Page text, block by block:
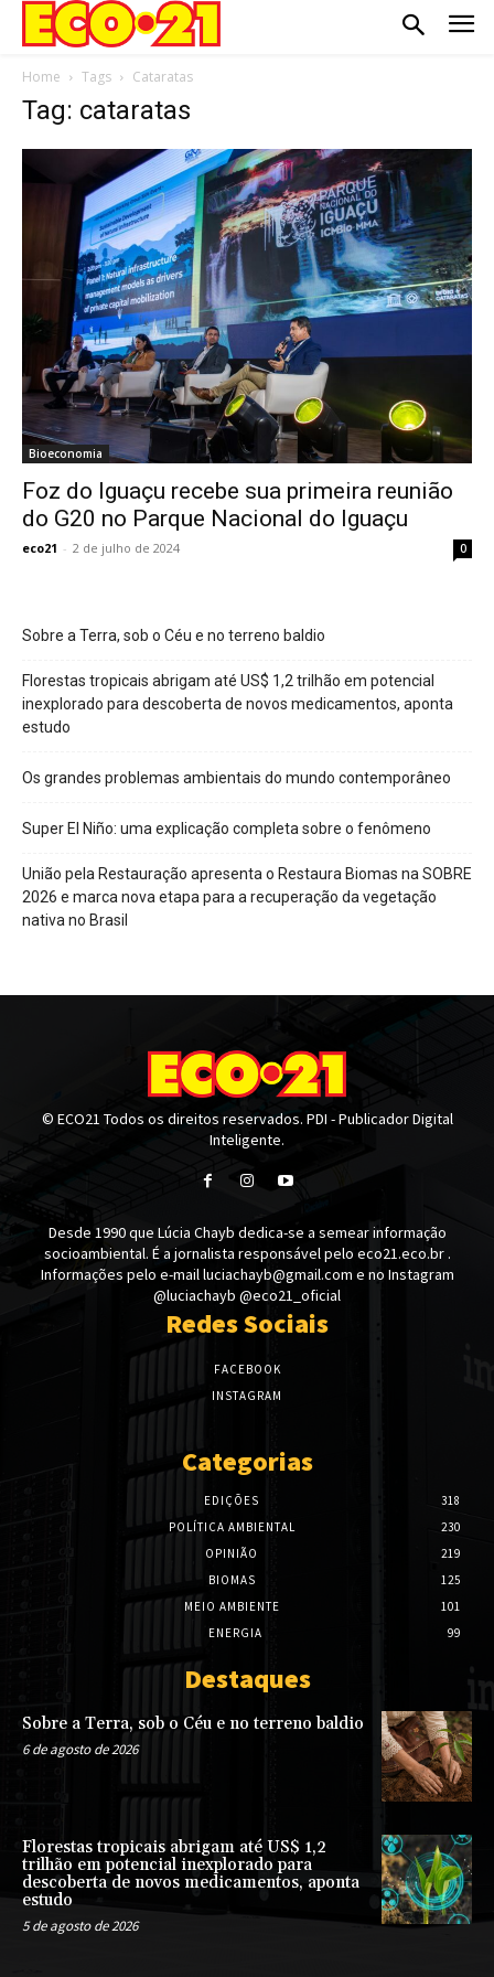
Home Tags Cataratas
Tag: cataratas
Bioeconomia
Foz do Iguaçu recebe sua primeira reunião
do G20 no Parque Nacional do Iguaçu
eco21 - 2 de julho de 2024 0
Sobre a Terra, sob o Céu e no terreno baldio
Florestas tropicais abrigam até US$ 1,2 trilhão em potencial
inexplorado para descoberta de novos medicamentos, aponta
estudo
Os grandes problemas ambientais do mundo contemporâneo
Super El Niño: uma explicação completa sobre o fenômeno
União pela Restauração apresenta o Restaura Biomas na SOBRE
2026 e marca nova etapa para a recuperação da vegetação
nativa no Brasil
© ECO21 Todos os direitos reservados. PDI - Publicador Digital
Inteligente.
Desde 1990 que Lúcia Chayb dedica-se a semear informação
socioambiental. É a jornalista responsável pelo eco21.eco.br .
Informações pelo e-mail luciachayb@gmail.com e no Instagram
@luciachayb @eco21_oficial
Redes Sociais
FACEBOOK
INSTAGRAM
Categorias
EDIÇÕES
318
POLÍTICA AMBIENTAL
230
OPINIÃO
219
BIOMAS
125
MEIO AMBIENTE
101
ENERGIA
99
Destaques
Sobre a Terra, sob o Céu e no terreno baldio
6 de agosto de 2026
Florestas tropicais abrigam até US$ 1,2
trilhão em potencial inexplorado para
descoberta de novos medicamentos, aponta
estudo
5 de agosto de 2026